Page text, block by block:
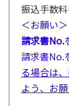
振込手数
＜お願い＞
請求書No.
請求書No.
る場合は
よう、お願